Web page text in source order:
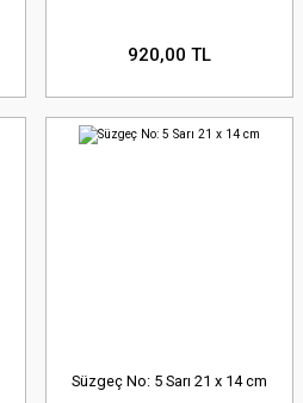
920,00 TL
Süzgeç No: 5 Sarı 21 x 14 cm